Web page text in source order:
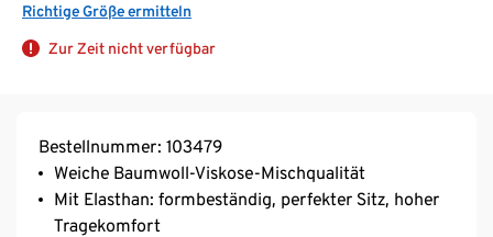
Richtige Größe ermitteln
Zur Zeit nicht verfügbar
Bestellnummer: 103479
Weiche Baumwoll-Viskose-Mischqualität
Mit Elasthan: formbeständig, perfekter Sitz, hoher
Tragekomfort